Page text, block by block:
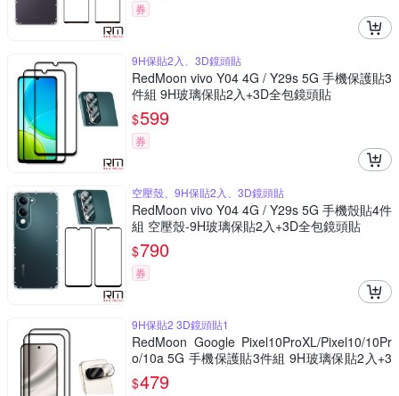
券
9H保貼2入、3D鏡頭貼
RedMoon vivo Y04 4G / Y29s 5G 手機保護貼3
件組 9H玻璃保貼2入+3D全包鏡頭貼
$599
券
空壓殼、9H保貼2入、3D鏡頭貼
RedMoon vivo Y04 4G / Y29s 5G 手機殼貼4件
組 空壓殼-9H玻璃保貼2入+3D全包鏡頭貼
$790
券
9H保貼2 3D鏡頭貼1
RedMoon Google Pixel10ProXL/Pixel10/10Pr
o/10a 5G 手機保護貼3件組 9H玻璃保貼2入+3
D全包鏡頭貼
$479